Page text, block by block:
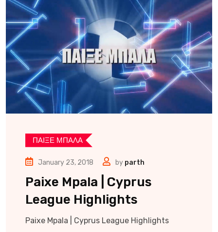
ΠΑΙΞΕ ΜΠΑΛΑ
January 23, 2018 by parth
Paixe Mpala | Cyprus
League Highlights
Paixe Mpala | Cyprus League Highlights